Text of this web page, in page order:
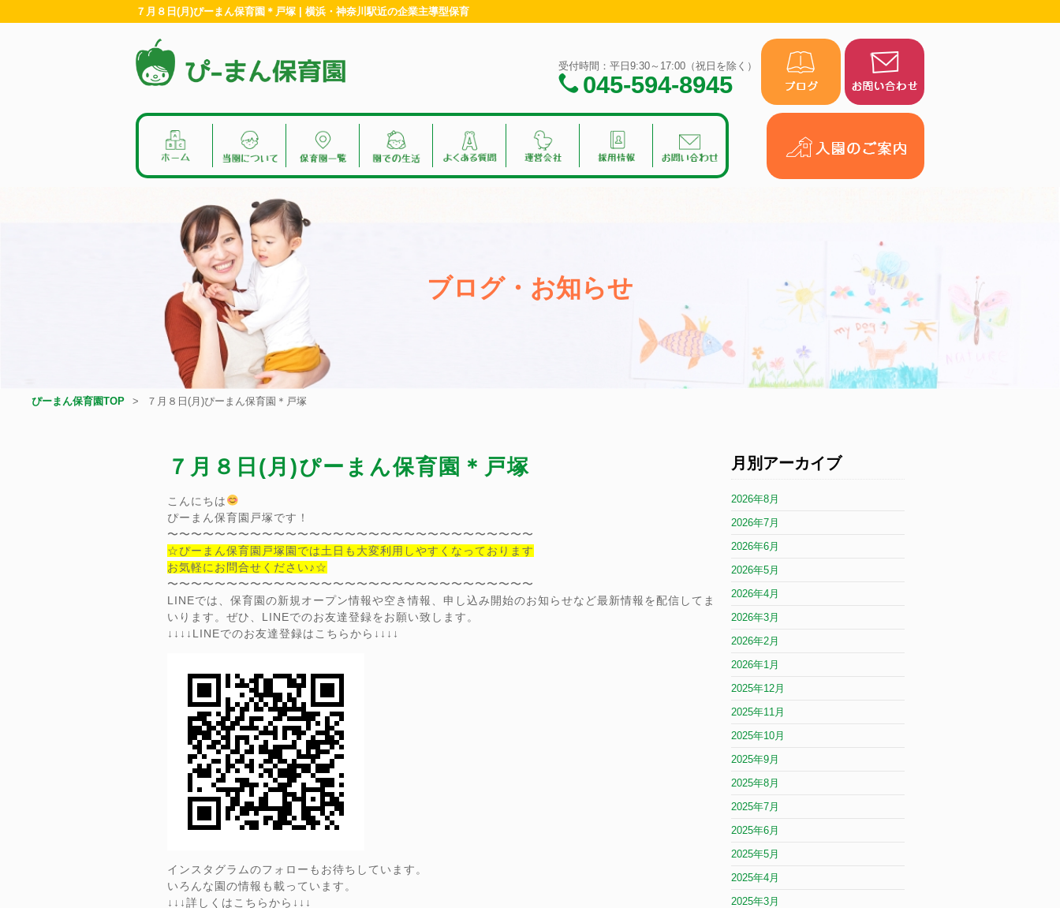
７月８日(月)ぴーまん保育園＊戸塚 | 横浜・神奈川駅近の企業主導型保育
受付時間：平日9:30～17:00（祝日を除く）
045-594-8945
ブログ・お知らせ
ぴーまん保育園TOP ７月８日(月)ぴーまん保育園＊戸塚
７月８日(月)ぴーまん保育園＊戸塚
こんにちは
ぴーまん保育園戸塚です！
〜〜〜〜〜〜〜〜〜〜〜〜〜〜〜〜〜〜〜〜〜〜〜〜〜〜〜〜〜〜〜
☆ぴーまん保育園戸塚園では土日も大変利用しやすくなっております
お気軽にお問合せください♪☆
〜〜〜〜〜〜〜〜〜〜〜〜〜〜〜〜〜〜〜〜〜〜〜〜〜〜〜〜〜〜〜
LINEでは、保育園の新規オープン情報や空き情報、申し込み開始のお知らせなど最新情報を配信してま
いります。ぜひ、LINEでのお友達登録をお願い致します。
↓↓↓↓LINEでのお友達登録はこちらから↓↓↓↓
インスタグラムのフォローもお待ちしています。
いろんな園の情報も載っています。
↓↓↓詳しくはこちらから↓↓↓
月別アーカイブ
2026年8月
2026年7月
2026年6月
2026年5月
2026年4月
2026年3月
2026年2月
2026年1月
2025年12月
2025年11月
2025年10月
2025年9月
2025年8月
2025年7月
2025年6月
2025年5月
2025年4月
2025年3月